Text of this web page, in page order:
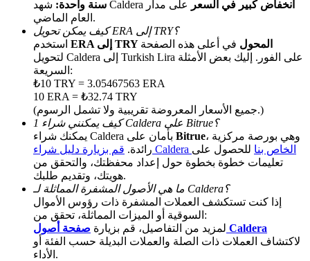
الإحالة
قم بدعوة صديق لتحصل على مكافآت نقدية
BTC Welcome Rewards
BTC Welcome Rewards
Deposit & Trade BTC to Share 25000 USDT prize pool!
سنة واحدة: شهد Caldera انخفاض كبير في السعر
على مدار
العام الماضي.
كيف يمكن تحويل ERA إلى TRY؟
ERA إلى TRY المحول في أعلى هذه الصفحة
لتحويل Caldera إلى Turkish Lira على الفور. إليك بعض الأمثلة
السريعة:
₺10 TRY = 3.05467563 ERA
10 ERA = ₺32.74 TRY
(جميع الأسعار المعروضة تقريبية ولا تشمل الرسوم.)
كيف يمكنني شراء 1 Caldera على Bitrue؟
Bitrue، وهي بورصة مركزية
رائدة.
قم بزيارة دليل شراء Caldera الخاص بنا للحصول على
تعليمات خطوة بخطوة حول إعداد محفظتك، والتحقق من
هويتك، وتقديم طلبك.
ما هي الأصول المشفرة المماثلة لـ Caldera؟
إذا كنت تستكشف العملات المشفرة ذات رؤوس الأموال
السوقية أو الميزات المماثلة، تحقق من:
لمزيد من التفاصيل، قم بزيارة صفحة أصول Caldera
لاكتشاف العملات ذات الصلة والعملات البديلة حسب الفئة أو
الأداء.